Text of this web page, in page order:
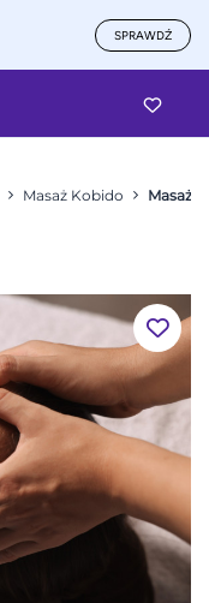
SPRAWDŹ
Masaż Kobido Masaż